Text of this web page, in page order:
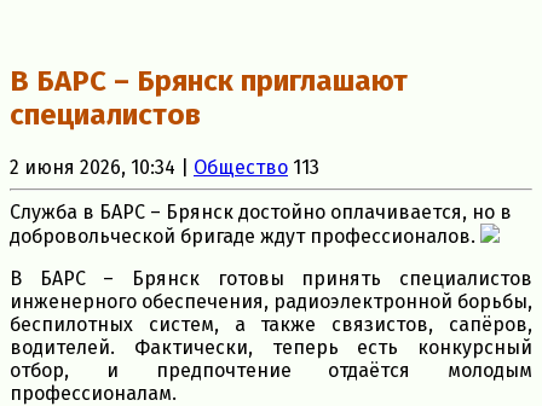
В БАРС – Брянcк приглaшают
cпециaлистoв
2 июня 2026, 10:34 | Общество 113
Служба в БАРС – Брянск достойно оплачивается, но в
добровольческой бригаде ждут профессионалов.
В БАРС – Брянск готовы принять специалистов
инженерного обеспечения, радиоэлектронной борьбы,
беспилотных систем, а также связистов, сапёров,
водителей. Фактически, теперь есть конкурсный
отбор, и предпочтение отдаётся молодым
профессионалам.